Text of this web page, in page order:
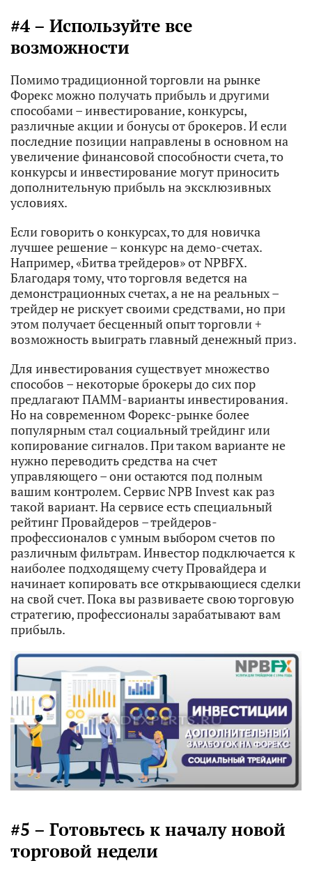
#4 – Используйте все
возможности
Помимо традиционной торговли на рынке
Форекс можно получать прибыль и другими
способами – инвестирование, конкурсы,
различные акции и бонусы от брокеров. И если
последние позиции направлены в основном на
увеличение финансовой способности счета, то
конкурсы и инвестирование могут приносить
дополнительную прибыль на эксклюзивных
условиях.
Если говорить о конкурсах, то для новичка
лучшее решение – конкурс на демо-счетах.
Например, «Битва трейдеров» от NPBFX.
Благодаря тому, что торговля ведется на
демонстрационных счетах, а не на реальных –
трейдер не рискует своими средствами, но при
этом получает бесценный опыт торговли +
возможность выиграть главный денежный приз.
Для инвестирования существует множество
способов – некоторые брокеры до сих пор
предлагают ПАММ-варианты инвестирования.
Но на современном Форекс-рынке более
популярным стал социальный трейдинг или
копирование сигналов. При таком варианте не
нужно переводить средства на счет
управляющего – они остаются под полным
вашим контролем. Сервис NPB Invest как раз
такой вариант. На сервисе есть специальный
рейтинг Провайдеров – трейдеров-
профессионалов с умным выбором счетов по
различным фильтрам. Инвестор подключается к
наиболее подходящему счету Провайдера и
начинает копировать все открывающиеся сделки
на свой счет. Пока вы развиваете свою торговую
стратегию, профессионалы зарабатывают вам
прибыль.
#5 – Готовьтесь к началу новой
торговой недели